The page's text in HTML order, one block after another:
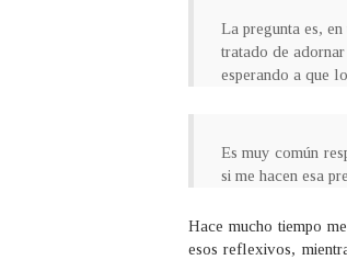
La pregunta es,
tratado de
esperando a que
Es muy común
si me hacen esa
Hace mucho tiempo
esos reflexivos,